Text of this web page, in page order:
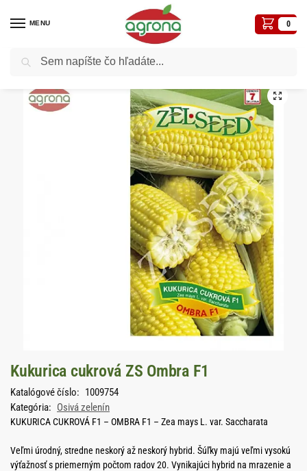
MENU 0
Domov Semená - osivá / Osivá zelenín
Kukurica cukrová ZS Ombra F1
Katalógové číslo: 1009754
Kategória: Osivá zelenín
KUKURICA CUKROVÁ F1 – OMBRA F1 – Zea mays L. var. Saccharata
Veľmi úrodný, stredne neskorý až neskorý hybrid. Šúľky majú veľmi vysokú
výťažnosť s priemerným počtom radov 20. Vynikajúci hybrid na mrazenie a